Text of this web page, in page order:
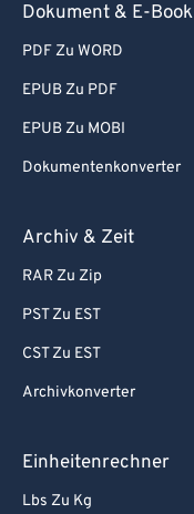
Dokument & E-Book
PDF Zu WORD
EPUB Zu PDF
EPUB Zu MOBI
Dokumentenkonverter
Archiv & Zeit
RAR Zu Zip
PST Zu EST
CST Zu EST
Archivkonverter
Einheitenrechner
Lbs Zu Kg